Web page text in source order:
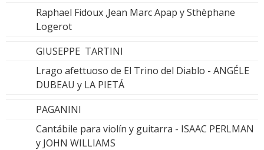
Raphael Fidoux ,Jean Marc Apap y Sthèphane
Logerot
GIUSEPPE TARTINI
Lrago afettuoso de El Trino del Diablo - ANGÉLE
DUBEAU y LA PIETÁ
PAGANINI
Cantábile para violín y guitarra - ISAAC PERLMAN
y JOHN WILLIAMS